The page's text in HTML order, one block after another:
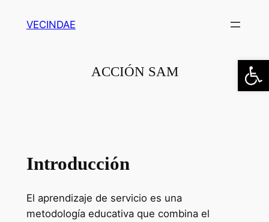
VECINDAE
ACCIÓN SAM
Introducción
El aprendizaje de servicio es una
metodología educativa que combina el
Abrir